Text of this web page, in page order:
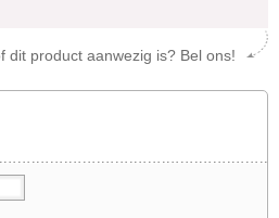
dit product aanwezig is? Bel ons!